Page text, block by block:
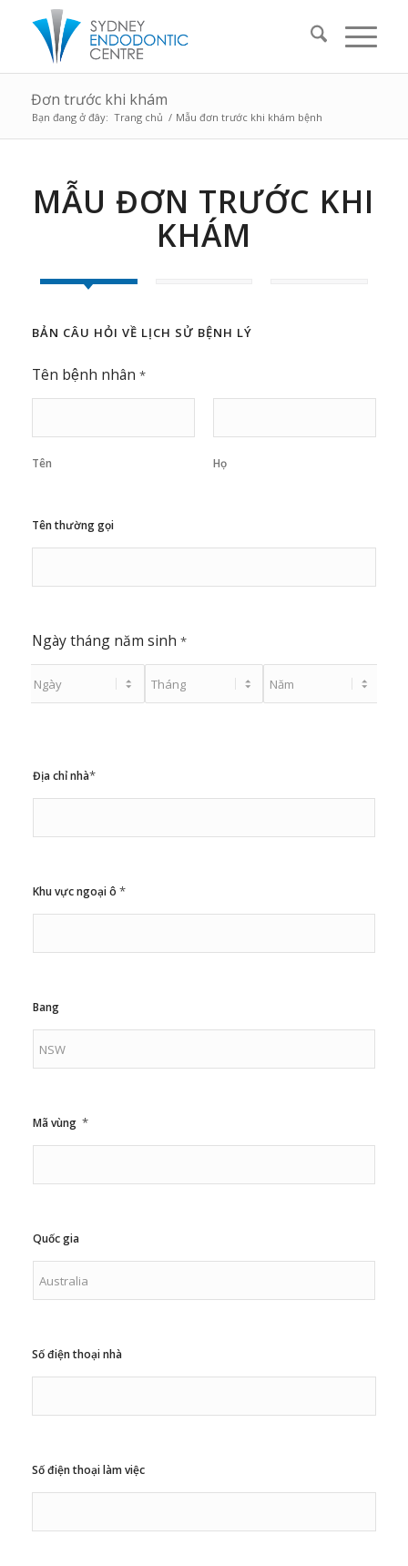
Đơn trước khi khám
Bạn đang ở đây: Trang chủ / Mẫu đơn trước khi khám bệnh
MẪU ĐƠN TRƯỚC KHI
KHÁM
BẢN CÂU HỎI VỀ LỊCH SỬ BỆNH LÝ
Tên bệnh nhân *
Tên Họ
Tên thường gọi
Ngày tháng năm sinh *
Địa chỉ nhà*
Khu vực ngoại ô *
Bang
Mã vùng *
Quốc gia
Số điện thoại nhà
Số điện thoại làm việc